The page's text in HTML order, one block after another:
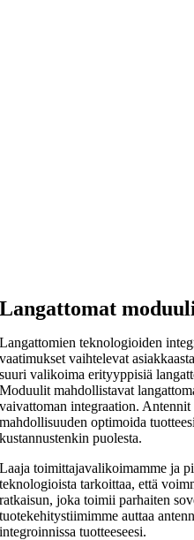
Langattomat
Langattomien teknologioiden
vaatimukset vaihtelevat
suuri valikoima erityyppisiä
Moduulit mahdollistavat
vaivattoman integraation.
mahdollisuuden optimoida
kustannustenkin puolesta.
Laaja toimittajavalikoimamme ja
teknologioista tarkoittaa, että
ratkaisun, joka toimii parhaiten
tuotekehitystiimimme auttaa
integroinnissa tuotteeseesi.